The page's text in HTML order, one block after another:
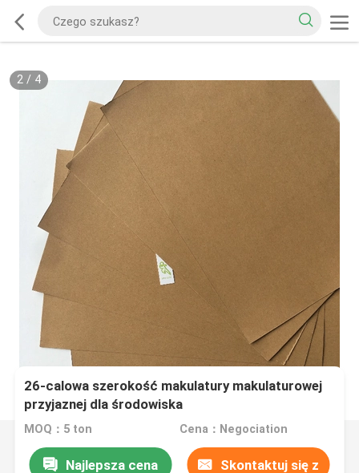
2/ 4
26-calowa szerokość makulatury makulaturowej
przyjaznej dla środowiska
MOQ：5 ton Cena：Negociation
Najlepsza cena Skontaktuj się z